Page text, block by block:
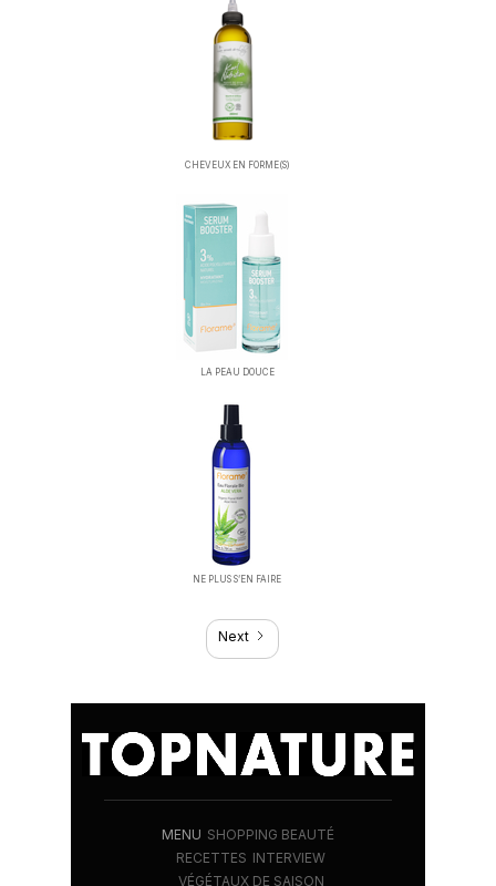
CHEVEUX EN FORME(S)
LA PEAU DOUCE
NE PLUS S’EN FAIRE
Next
MENU SHOPPING BEAUTÉ
RECETTES INTERVIEW
VÉGÉTAUX DE SAISON